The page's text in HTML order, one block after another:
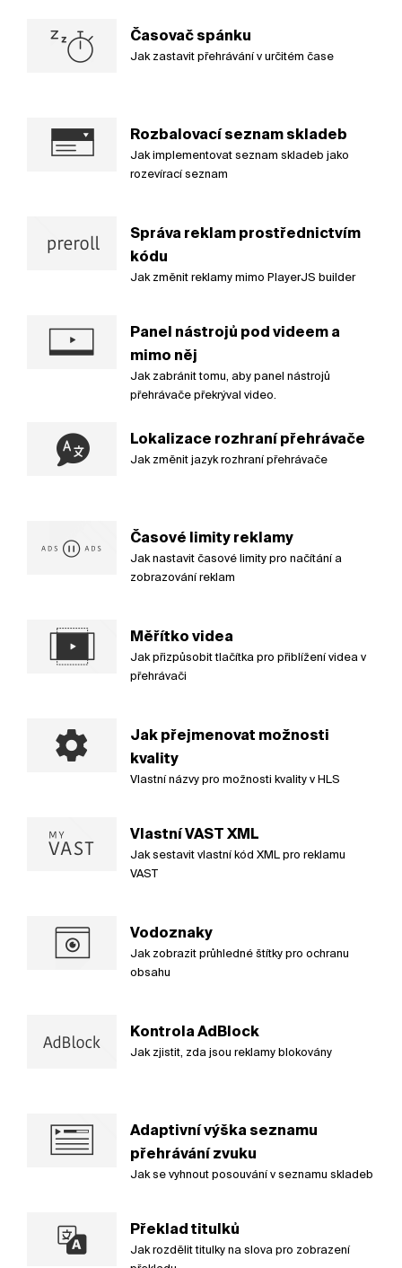
Časovač spánku
Jak zastavit přehrávání v určitém čase
Rozbalovací seznam skladeb
Jak implementovat seznam skladeb jako
rozevírací seznam
Správa reklam prostřednictvím
kódu
Jak změnit reklamy mimo PlayerJS builder
Panel nástrojů pod videem a
mimo něj
Jak zabránit tomu, aby panel nástrojů
přehrávače překrýval video.
Lokalizace rozhraní přehrávače
Jak změnit jazyk rozhraní přehrávače
Časové limity reklamy
Jak nastavit časové limity pro načítání a
zobrazování reklam
Měřítko videa
Jak přizpůsobit tlačítka pro přiblížení videa v
přehrávači
Jak přejmenovat možnosti
kvality
Vlastní názvy pro možnosti kvality v HLS
Vlastní VAST XML
Jak sestavit vlastní kód XML pro reklamu
VAST
Vodoznaky
Jak zobrazit průhledné štítky pro ochranu
obsahu
Kontrola AdBlock
Jak zjistit, zda jsou reklamy blokovány
Adaptivní výška seznamu
přehrávání zvuku
Jak se vyhnout posouvání v seznamu skladeb
Překlad titulků
Jak rozdělit titulky na slova pro zobrazení